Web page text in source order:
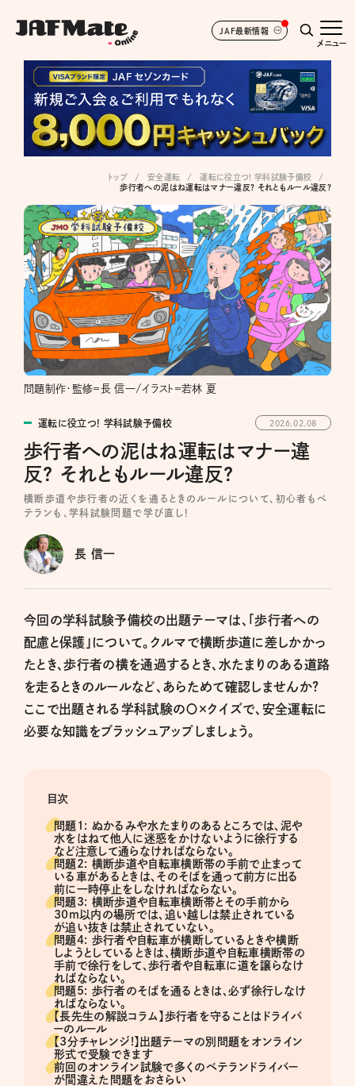
JAF最新情報
メニュー
トップ 安全運転
運転に役立つ! 学科試験予備校
歩行者への泥はね運転はマナー違反? それともルール違反?
問題制作・監修＝長 信一/イラスト＝若林 夏
運転に役立つ! 学科試験予備校 2026.02.08
歩行者への泥はね運転はマナー違
反? それともルール違反?
横断歩道や歩行者の近くを通るときのルールについて、初心者もベ
テランも、学科試験問題で学び直し!
長 信一
今回の学科試験予備校の出題テーマは、「歩行者への
配慮と保護」について。クルマで横断歩道に差しかかっ
たとき、歩行者の横を通過するとき、水たまりのある道路
を走るときのルールなど、あらためて確認しませんか?
ここで出題される学科試験の〇×クイズで、安全運転に
必要な知識をブラッシュアップしましょう。
目次
問題1: ぬかるみや水たまりのあるところでは、泥や
水をはねて他人に迷惑をかけないように徐行する
など注意して通らなければならない。
問題2: 横断歩道や自転車横断帯の手前で止まって
いる車があるときは、そのそばを通って前方に出る
前に一時停止をしなければならない。
問題3: 横断歩道や自転車横断帯とその手前から
30m以内の場所では、追い越しは禁止されている
が追い抜きは禁止されていない。
問題4: 歩行者や自転車が横断しているときや横断
しようとしているときは、横断歩道や自転車横断帯の
手前で徐行をして、歩行者や自転車に道を譲らなけ
ればならない。
問題5: 歩行者のそばを通るときは、必ず徐行しなけ
ればならない。
【長先生の解説コラム】歩行者を守ることはドライバ
ーのルール
【3分チャレンジ!】出題テーマの別問題をオンライン
形式で受験できます
前回のオンライン試験で多くのベテランドライバー
が間違えた問題をおさらい